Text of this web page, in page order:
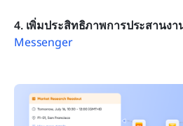
4. เพิ่มประสิทธิภาพการประสานง
Messenger